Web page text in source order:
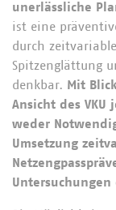
unerlässliche
ist eine
durch
Spitzenglättung
denkbar. Mit
Ansicht des
weder
Umsetzung